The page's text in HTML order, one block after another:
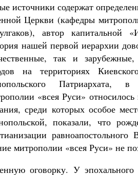
источники содержат
Церкви (кафедры
автор капитальной
нашей первой иерархии
так и
на территориях
Патриархата, в
«всея Руси»
среди которых особое
показали, что
митрополии «всея Руси» не
оговорку. У